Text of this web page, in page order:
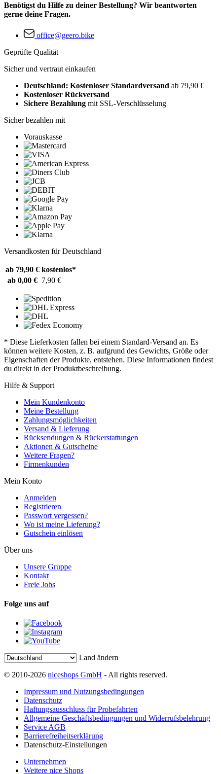
Benötigst du Hilfe zu deiner Bestellung? Wir beantworten
gerne deine Fragen.
office@geero.bike
Geprüfte Qualität
Sicher und vertraut einkaufen
Deutschland: Kostenloser Standardversand ab 79,90 €
Kostenloser Rückversand
Sichere Bezahlung mit SSL-Verschlüsselung
Sicher bezahlen mit
Vorauskasse
Versandkosten für Deutschland
ab 79,90 € kostenlos*
ab 0,00 € 7,90 €
* Diese Lieferkosten fallen bei einem Standard-Versand an. Es
können weitere Kosten, z. B. aufgrund des Gewichts, Größe oder
Eigenschaften der Produkte, entstehen. Diese Informationen findest
du direkt in der Produktbeschreibung.
Hilfe & Support
Mein Kundenkonto
Meine Bestellung
Zahlungsmöglichkeiten
Versand & Lieferung
Rücksendungen & Rückerstattungen
Aktionen & Gutscheine
Weitere Fragen?
Firmenkunden
Mein Konto
Anmelden
Registrieren
Passwort vergessen?
Wo ist meine Lieferung?
Gutschein einlösen
Über uns
Unsere Gruppe
Kontakt
Freie Jobs
Folge uns auf
Land ändern
© 2010-2026 niceshops GmbH - All rights reserved.
Impressum und Nutzungsbedingungen
Datenschutz
Haftungsausschluss für Probefahrten
Allgemeine Geschäftsbedingungen und Widerrufsbelehrung
Service AGB
Barrierefreiheitserklärung
Datenschutz-Einstellungen
Unternehmen
Weitere nice Shops